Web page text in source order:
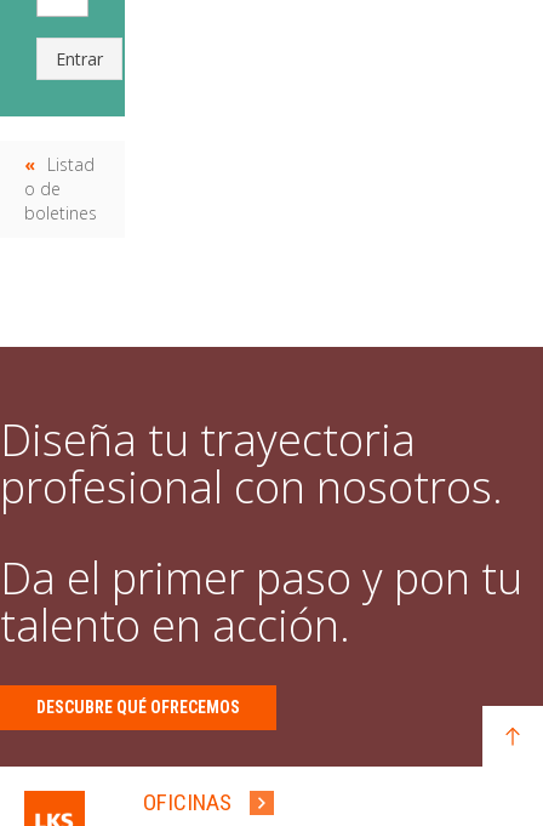
Entrar
Listad
o de
boletines
Diseña tu trayectoria
profesional con nosotros.
Da el primer paso y pon tu
talento en acción.
DESCUBRE QUÉ OFRECEMOS
OFICINAS